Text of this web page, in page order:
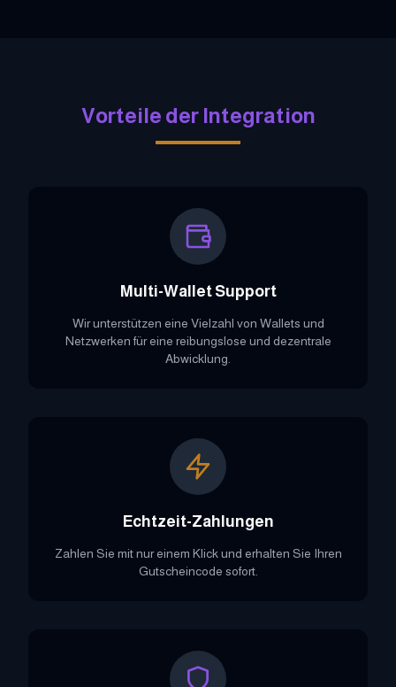
Vorteile der Integration
Multi-Wallet Support
Wir unterstützen eine Vielzahl von Wallets und
Netzwerken für eine reibungslose und dezentrale
Abwicklung.
Echtzeit-Zahlungen
Zahlen Sie mit nur einem Klick und erhalten Sie Ihren
Gutscheincode sofort.